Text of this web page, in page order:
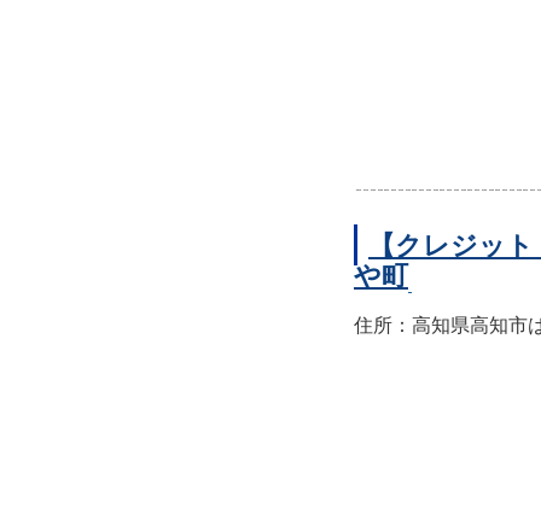
【クレジッ
や町
住所：高知県高知市